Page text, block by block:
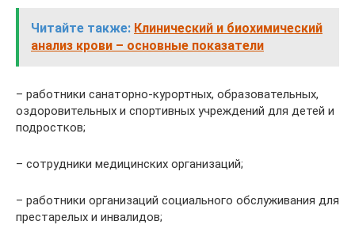
Читайте также: Клинический и биохимический
анализ крови – основные показатели
– работники санаторно-курортных, образовательных,
оздоровительных и спортивных учреждений для детей и
подростков;
– сотрудники медицинских организаций;
– работники организаций социального обслуживания для
престарелых и инвалидов;